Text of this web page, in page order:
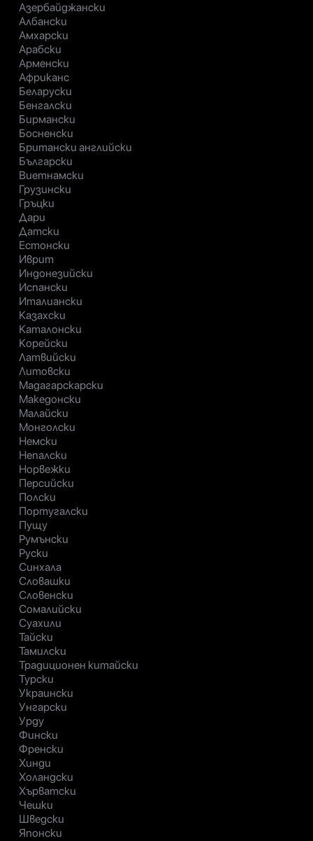
Азербайджански
Албански
Амхарски
Арабски
Арменски
Африканс
Беларуски
Бенгалски
Бирмански
Босненски
Британски английски
Български
Виетнамски
Грузински
Гръцки
Дари
Датски
Естонски
Иврит
Индонезийски
Испански
Италиански
Казахски
Каталонски
Корейски
Латвийски
Литовски
Мадагарскарски
Македонски
Малайски
Монголски
Немски
Непалски
Норвежки
Персийски
Полски
Португалски
Пущу
Румънски
Руски
Синхала
Словашки
Словенски
Сомалийски
Суахили
Тайски
Тамилски
Традиционен китайски
Турски
Украински
Унгарски
Урду
Фински
Френски
Хинди
Холандски
Хърватски
Чешки
Шведски
Японски